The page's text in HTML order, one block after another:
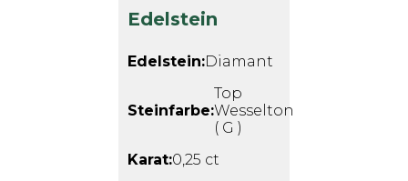
Edelstein
Edelstein:Diamant
Steinfarbe:
Top
Wesselton
( G )
Karat:0,25 ct